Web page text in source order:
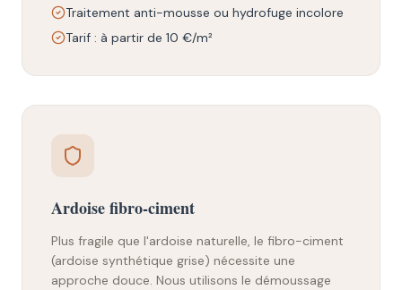
Traitement anti-mousse ou hydrofuge incolore
Tarif : à partir de 10 €/m²
Ardoise fibro-ciment
Plus fragile que l'ardoise naturelle, le fibro-ciment
(ardoise synthétique grise) nécessite une
approche douce. Nous utilisons le démoussage